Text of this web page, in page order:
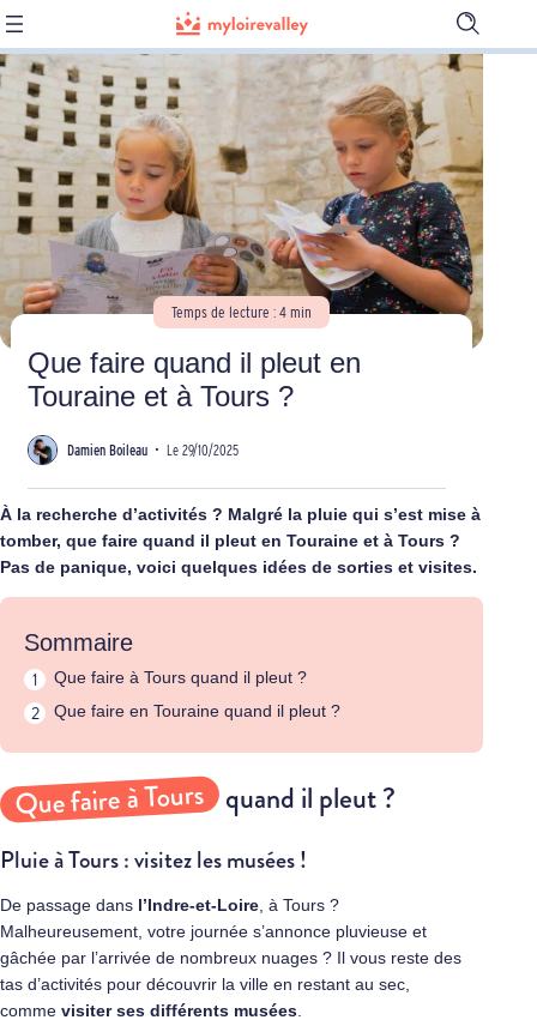
Ouvrir
la
barre
de
Temps de lecture : 4 min
Que faire quand il pleut en
Touraine et à Tours ?
Damien Boileau • Le 29/10/2025
À la recherche d’activités ? Malgré la pluie qui s’est mise à
tomber, que faire quand il pleut en Touraine et à Tours ?
Pas de panique, voici quelques idées de sorties et visites.
Sommaire
Que faire à Tours quand il pleut ?
Que faire en Touraine quand il pleut ?
Que faire à Tours quand il pleut ?
Pluie à Tours : visitez les musées !
De passage dans l’Indre-et-Loire, à Tours ?
Malheureusement, votre journée s’annonce pluvieuse et
gâchée par l’arrivée de nombreux nuages ? Il vous reste des
tas d’activités pour découvrir la ville en restant au sec,
comme visiter ses différents musées.